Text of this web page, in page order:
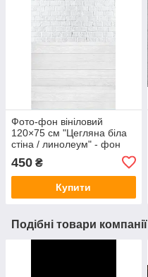
Фото-фон вініловий
120×75 см "Цегляна біла
стіна / линолеум" - фон
для предметної зйомки,
ПВХ "литий" (банерна
тканина)
450 ₴
Купити
Подібні товари компанії